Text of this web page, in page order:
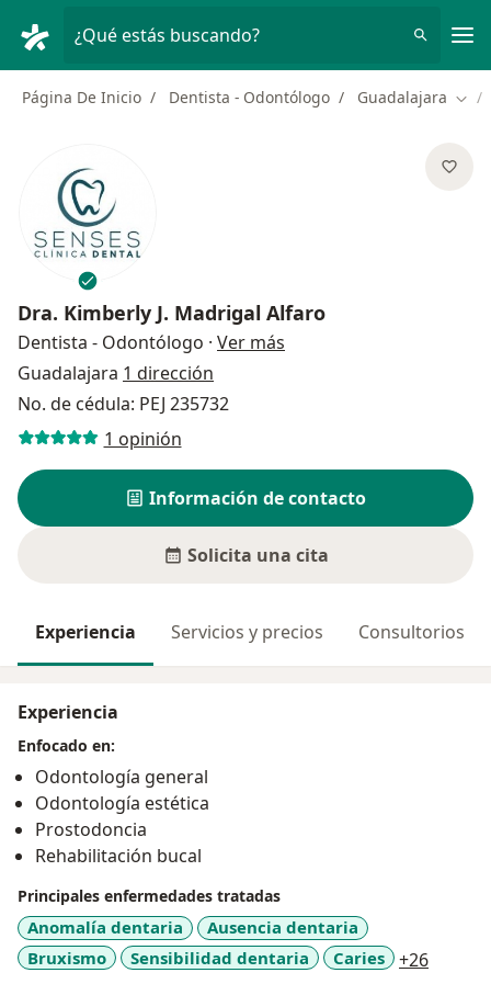
¿Qué estás buscando?
Página De Inicio Dentista - Odontólogo Guadalajara
Dra. Kimberly J. Madrigal Alfaro
Dentista - Odontólogo · Ver más
Guadalajara 1 dirección
No. de cédula: PEJ 235732
1 opinión
Información de contacto
Solicita una cita
Experiencia Servicios y precios Consultorios
Experiencia
Enfocado en:
Odontología general
Odontología estética
Prostodoncia
Rehabilitación bucal
Principales enfermedades tratadas
Anomalía dentaria
Ausencia dentaria
Bruxismo
Sensibilidad dentaria Caries +26